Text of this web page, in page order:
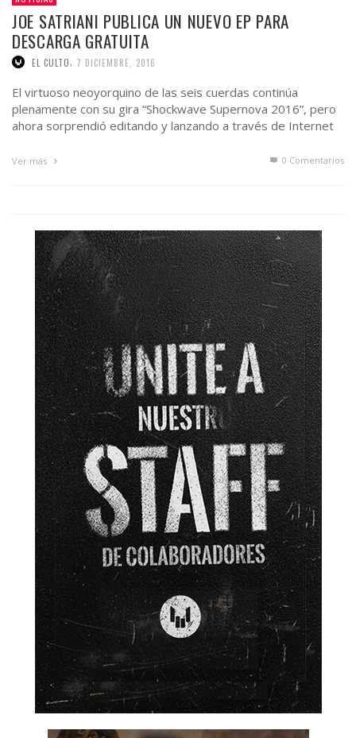
JOE SATRIANI PUBLICA UN NUEVO EP PARA
DESCARGA GRATUITA
EL CULTO 7 DICIEMBRE, 2016
El virtuoso neoyorquino de las seis cuerdas continúa
plenamente con su gira “Shockwave Supernova 2016”, pero
ahora sorprendió editando y lanzando a través de Internet
Ver más 0 Comentarios